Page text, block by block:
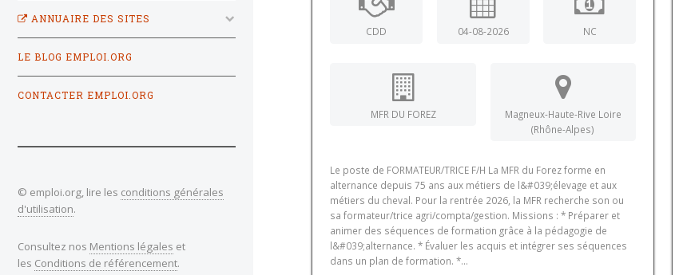
CDD 04-08-2026 NC
MFR DU FOREZ
Magneux-Haute-Rive Loire
(Rhône-Alpes)
Le poste de FORMATEUR/TRICE F/H La MFR du Forez forme en
alternance depuis 75 ans aux métiers de l&#039;élevage et aux
métiers du cheval. Pour la rentrée 2026, la MFR recherche son ou
sa formateur/trice agri/compta/gestion. Missions : * Préparer et
animer des séquences de formation grâce à la pédagogie de
l&#039;alternance. * Évaluer les acquis et intégrer ses séquences
dans un plan de formation. *...
ANNUAIRE DES SITES
LE BLOG EMPLOI.ORG
CONTACTER EMPLOI.ORG
© emploi.org, lire les conditions générales
d'utilisation.
Consultez nos Mentions légales et
les Conditions de référencement.